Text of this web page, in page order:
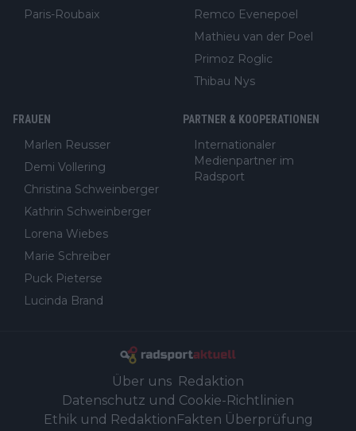
Paris-Roubaix
Remco Evenepoel
Mathieu van der Poel
Primoz Roglic
Thibau Nys
FRAUEN
Marlen Reusser
Demi Vollering
Christina Schweinberger
Kathrin Schweinberger
Lorena Wiebes
Marie Schreiber
Puck Pieterse
Lucinda Brand
PARTNER & KOOPERATIONEN
Internationaler
Medienpartner im
Radsport
Über uns Redaktion
Datenschutz und Cookie-Richtlinien
Ethik und Redaktion Fakten Überprüfung